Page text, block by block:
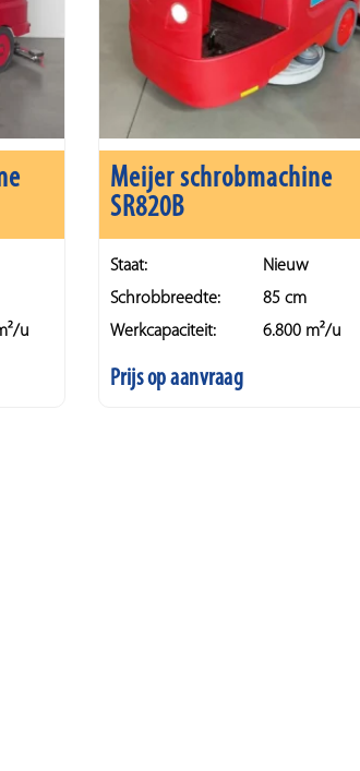
u
Meijer schrobmachine
SR820B
Staat:
Nieuw
Schrobbreedte:
85 cm
Werkcapaciteit:
6.800 m²/u
Prijs op aanvraag